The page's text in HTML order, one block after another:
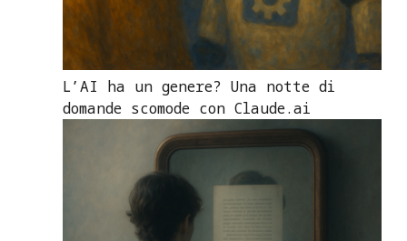
L’AI ha un genere? Una notte di
domande scomode con Claude.ai